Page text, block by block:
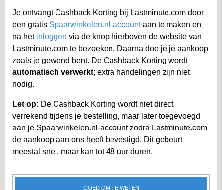
Je ontvangt Cashback Korting bij Lastminute.com door
een gratis Spaarwinkelen.nl-accountaan te maken en
na het inloggen via de knop hierboven de website van
Lastminute.com te bezoeken. Daarna doe je je aankoop
zoals je gewend bent. De Cashback Korting wordt
automatisch verwerkt; extra handelingen zijn niet
nodig.
Let op: De Cashback Korting wordt niet direct
verrekend tijdens je bestelling, maar later toegevoegd
aan je Spaarwinkelen.nl-accountzodra Lastminute.com
de aankoop aan ons heeft bevestigd. Dit gebeurt
meestal snel, maar kan tot 48 uur duren.
GOED OM TE WETEN